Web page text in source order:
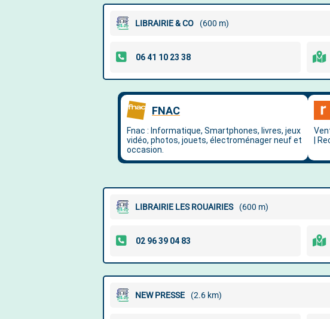
LIBRAIRIE & CO (600 m)
LIBRAIRIE LES ROUAIRIES (600 m)
NEW PRESSE (2.6 km)